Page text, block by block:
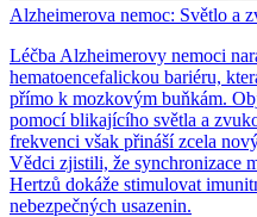
Alzheimerova nemoc: Světlo a
Léčba Alzheimerovy nemoci
hematoencefalickou bariéru,
přímo k mozkovým buňkám.
pomocí blikajícího světla a
frekvenci však přináší zcela
Vědci zjistili, že synchronizace
Hertzů dokáže stimulovat
nebezpečných usazenin.